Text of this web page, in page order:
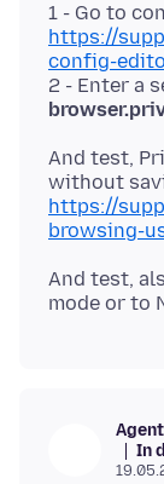
1 - Go to
https://
config-
2 - Enter a
And test,
https://
browsing-
And test,
In